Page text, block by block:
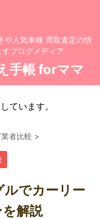
や人気車種 買取査定の情
ブログメディア
手帳 forママ
ています。
者比較 >
ルでカーリー
解説